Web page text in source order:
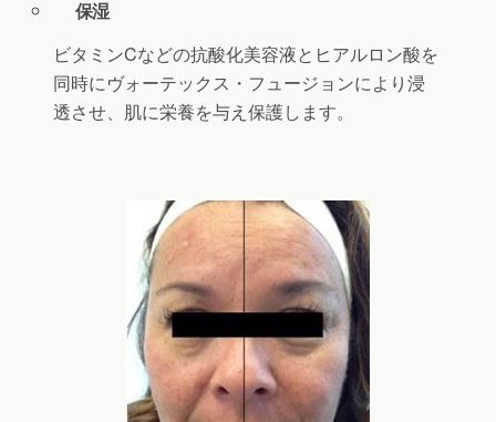
保湿
ビタミンCなどの抗酸化美容液とヒアルロン酸を
同時にヴォーテックス・フュージョンにより浸
透させ、肌に栄養を与え保護します。